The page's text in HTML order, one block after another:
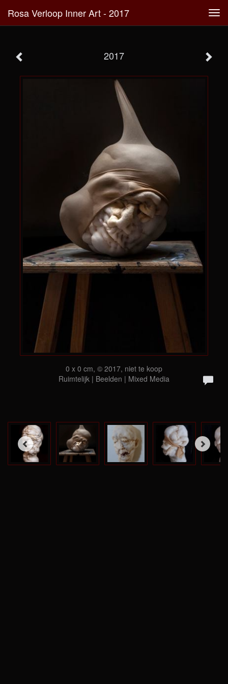
Rosa Verloop Inner Art - 2017
2017
0 x 0 cm, © 2017, niet te koop
Ruimtelijk | Beelden | Mixed Media